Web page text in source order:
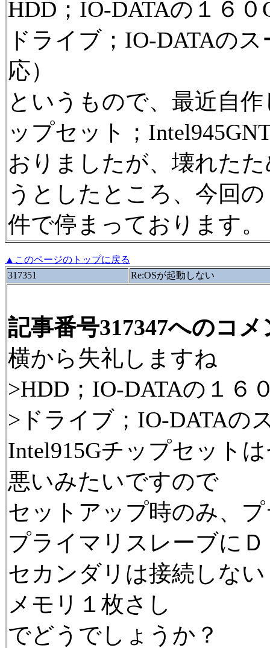
HDD；IO-DATAの１６０
ドライブ；IO-DATAの
応）
というもので、最近自
ップセット；
おりましたが、壊れた
うとしたところ、今回の
件で停まっております。
▲このページのトップに戻る
317351
Re:OSが起動しない
記事番号317347へのコメ
横から失礼しますね
>HDD；IO-DATAの１６
>ドライブ；IO-DATAの
Intel915Gチップセット
悪いみたいですので
セットアップ時のみ、
プライマリスレーブに
セカンダリは接続しない
メモリ１枚さし
でどうでしょうか？